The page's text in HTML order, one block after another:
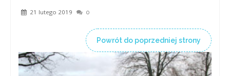
21 lutego 2019 0
Powrót do poprzedniej strony